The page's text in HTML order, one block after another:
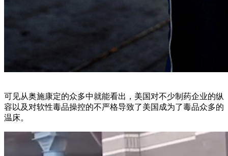
可见从奥施康定的众多中就能看出，美国对不少制药企业的纵
容以及对软性毒品操控的不严格导致了美国成为了毒品众多的
温床。